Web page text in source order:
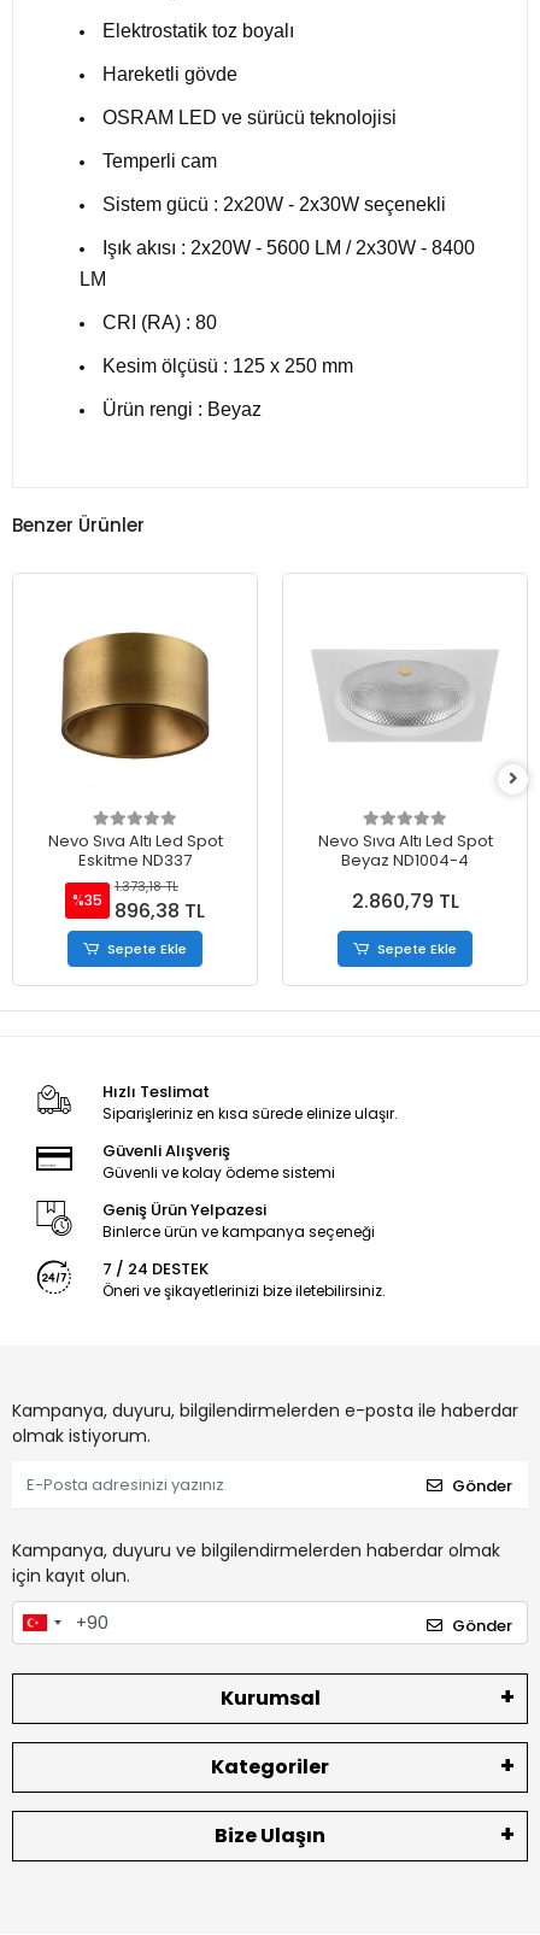
Elektrostatik toz boyalı
Hareketli gövde
OSRAM LED ve sürücü teknolojisi
Temperli cam
Sistem gücü : 2x20W - 2x30W seçenekli
Işık akısı : 2x20W - 5600 LM / 2x30W - 8400
LM
CRI (RA) : 80
Kesim ölçüsü : 125 x 250 mm
Ürün rengi : Beyaz
Benzer Ürünler
Nevo Sıva Altı Led Spot
Eskitme ND337
%35
1.373,18 TL
896,38 TL
Sepete Ekle
Nevo Sıva Altı Led Spot
Beyaz ND1004-4
2.860,79 TL
Sepete Ekle
Hızlı Teslimat
Siparişleriniz en kısa sürede elinize ulaşır.
Güvenli Alışveriş
Güvenli ve kolay ödeme sistemi
Geniş Ürün Yelpazesi
Binlerce ürün ve kampanya seçeneği
7 / 24 DESTEK
Öneri ve şikayetlerinizi bize iletebilirsiniz.
Kampanya, duyuru, bilgilendirmelerden e-posta ile haberdar
olmak istiyorum.
Gönder
Kampanya, duyuru ve bilgilendirmelerden haberdar olmak
için kayıt olun.
Gönder
Kurumsal
Kategoriler
Bize Ulaşın